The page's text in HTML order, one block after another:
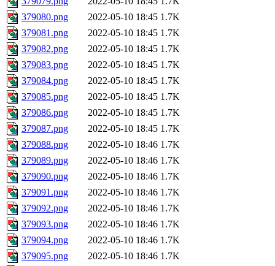
379080.png
2022-05-10 18:45 1.7K
379081.png
2022-05-10 18:45 1.7K
379082.png
2022-05-10 18:45 1.7K
379083.png
2022-05-10 18:45 1.7K
379084.png
2022-05-10 18:45 1.7K
379085.png
2022-05-10 18:45 1.7K
379086.png
2022-05-10 18:45 1.7K
379087.png
2022-05-10 18:45 1.7K
379088.png
2022-05-10 18:46 1.7K
379089.png
2022-05-10 18:46 1.7K
379090.png
2022-05-10 18:46 1.7K
379091.png
2022-05-10 18:46 1.7K
379092.png
2022-05-10 18:46 1.7K
379093.png
2022-05-10 18:46 1.7K
379094.png
2022-05-10 18:46 1.7K
379095.png
2022-05-10 18:46 1.7K